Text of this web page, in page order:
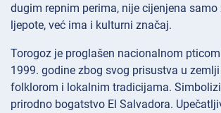
dugim repnim perima, nije cijenjena samo
ljepote, već ima i kulturni značaj.
Torogoz je proglašen nacionalnom
1999. godine zbog svog prisustva u
folklorom i lokalnim tradicijama.
prirodno bogatstvo El Salvadora.